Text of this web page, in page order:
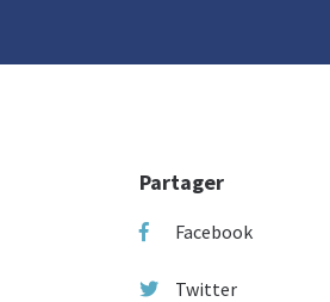
Partager
Facebook
Twitter